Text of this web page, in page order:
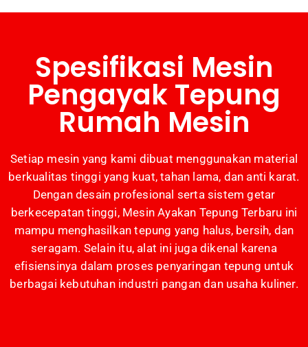
Spesifikasi Mesin
Pengayak Tepung
Rumah Mesin
Setiap mesin yang kami dibuat menggunakan material
berkualitas tinggi yang kuat, tahan lama, dan anti karat.
Dengan desain profesional serta sistem getar
berkecepatan tinggi, Mesin Ayakan Tepung Terbaru ini
mampu menghasilkan tepung yang halus, bersih, dan
seragam. Selain itu, alat ini juga dikenal karena
efisiensinya dalam proses penyaringan tepung untuk
berbagai kebutuhan industri pangan dan usaha kuliner.